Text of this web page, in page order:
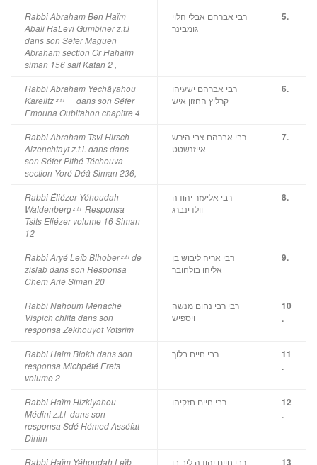
Rabbi Abraham Ben Haïm
Abali HaLevi Gumbiner z.t.l
dans son Séfer Maguen
Abraham section Or Hahaim
siman 156 saif Katan 2 ,
רבי אברהם אבלי הלוי
גומבינר
5.
Rabbi Abraham Yéchâyahou
Karelitz z.t.l
dans son Séfer
Emouna Oubitahon chapitre 4
רבי אברהם ישעיהו
קרליץ החזון איש
6.
Rabbi Abraham Tsvi Hirsch
Aizenchtayt z.t.l. dansdans
son SéferPithé Téchouva
section Yoré Déâ Siman 236,
רבי אברהם צבי הירש
אייזנשטט
7.
Rabbi Éliézer Yéhoudah
Waldenberg z.t.l Responsa
Tsits Eliézer volume 16 Siman
12
רבי אליעזר יהודה
וולדינברג
8.
Rabbi Aryé Leïb Blhoberz.t.l de
zislab dans son Responsa
Chem Arié Siman 20
רבי אריה ליבוש בן
אליהו בולחובר
9.
Rabbi Nahoum Ménaché
Vispich chlita dans son
responsa Zékhouyot Yotsrim
רבי רבי נחום מנשה
ויספיש
10
.
Rabbi Haim Blokh dans son
responsa Michpété Erets
volume 2
רבי חיים בלוך
11
.
Rabbi Haïm Hizkiyahou
Médini z.t.l dans son
responsa Sdé Hémed Asséfat
Dinim
רבי חיים חזקיהו
12
.
Rabbi Haïm Yéhoudah Leïb
רבי חיים יהודה ליב בן
13